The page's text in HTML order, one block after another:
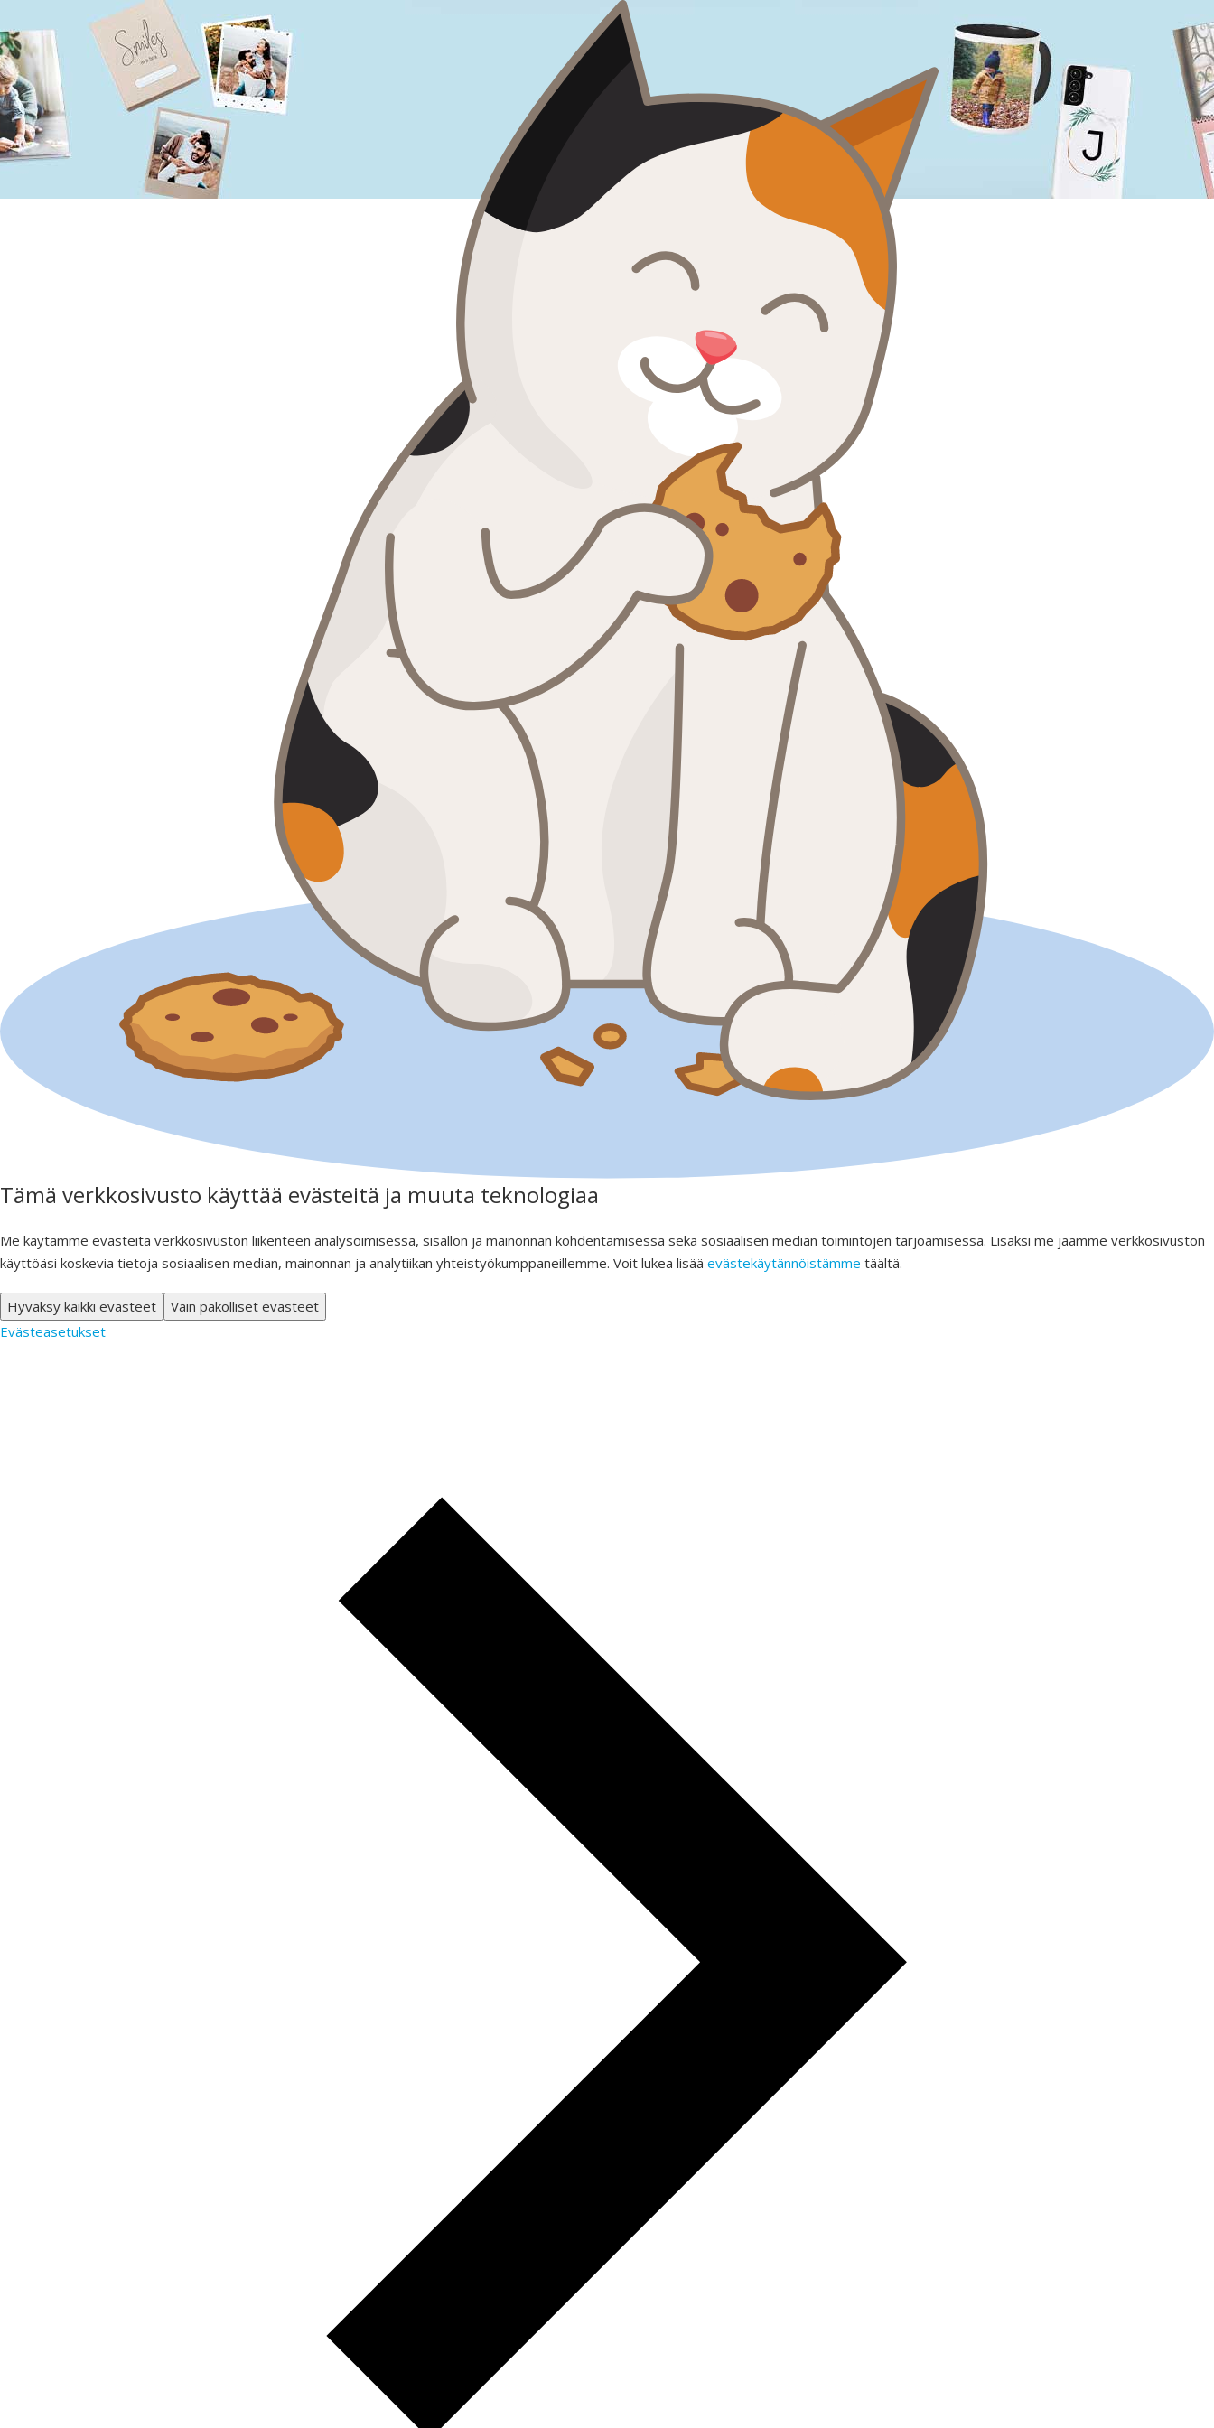
Tämä verkkosivusto käyttää evästeitä ja muuta teknologiaa
Me käytämme evästeitä verkkosivuston liikenteen analysoimisessa, sisällön ja mainonnan kohdentamisessa sekä sosiaalisen median toimintojen tarjoamisessa. Lisäksi me jaamme verkkosivuston
käyttöäsi koskevia tietoja sosiaalisen median, mainonnan ja analytiikan yhteistyökumppaneillemme. Voit lukea lisää evästekäytännöistämme täältä.
Hyväksy kaikki evästeet
Vain pakolliset evästeet
Evästeasetukset